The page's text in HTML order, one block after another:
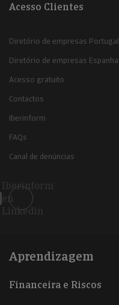
Acesso Clientes
Diretório de empresas Portugal
Diretório de empresas Espanha
Acesso gratuito
Contactos
Iberinform
FAQs
Canal de denúncias
Iberinform
en
Linkedin
Aprendizagem
Financeira e Riscos